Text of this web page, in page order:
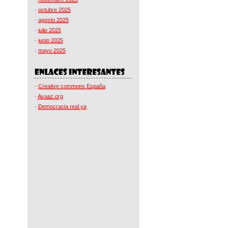
· octubre 2025
· agosto 2025
· julio 2025
· junio 2025
· mayo 2025
· Creative commons España
· Avaaz.org
· Democracia real ya